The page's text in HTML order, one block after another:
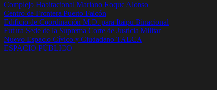
Complejo Habitacional Mariano Roque Alonso
Centro de Frontera Puerto Falcón
Edificio de Coordinación M.D. para Itaipu Binacional
Futura Sede de la Suprema Corte de Justicia Militar
Nuevo Espacio Cívico y Ciudadano TALCA
ESPACIO PÚBLICO